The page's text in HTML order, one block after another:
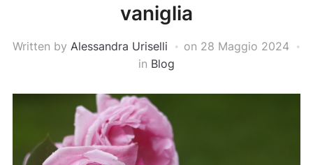
vaniglia
Written by Alessandra Uriselli on 28 Maggio 2024
in Blog